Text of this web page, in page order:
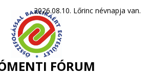
2026.08.10. Lőrinc névnapja van.
FÓRUM